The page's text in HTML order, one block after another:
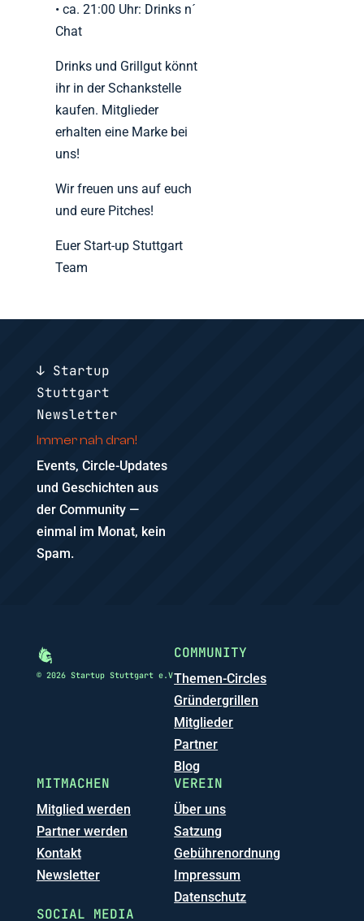
• ca. 21:00 Uhr: Drinks n´
Chat
Drinks und Grillgut könnt
ihr in der Schankstelle
kaufen. Mitglieder
erhalten eine Marke bei
uns!
Wir freuen uns auf euch
und eure Pitches!
Euer Start-up Stuttgart
Team
↓ Startup
Stuttgart
Newsletter
Immer nah dran!
Events, Circle-Updates
und Geschichten aus
der Community —
einmal im Monat, kein
Spam.
© 2026 Startup Stuttgart e.V
COMMUNITY
Themen-Circles
Gründergrillen
Mitglieder
Partner
Blog
MITMACHEN
Mitglied werden
Partner werden
Kontakt
Newsletter
VEREIN
Über uns
Satzung
Gebührenordnung
Impressum
Datenschutz
SOCIAL MEDIA